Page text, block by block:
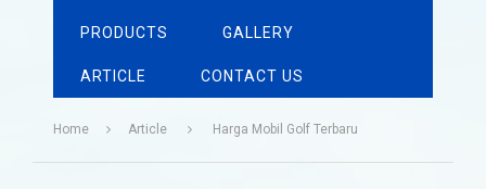
PRODUCTS GALLERY
ARTICLE CONTACT US
Home Article Harga Mobil Golf Terbaru